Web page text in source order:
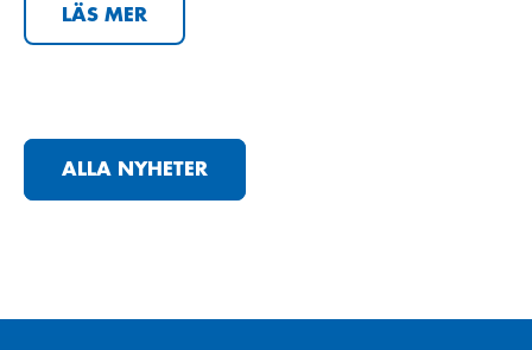
LÄS MER
ALLA NYHETER